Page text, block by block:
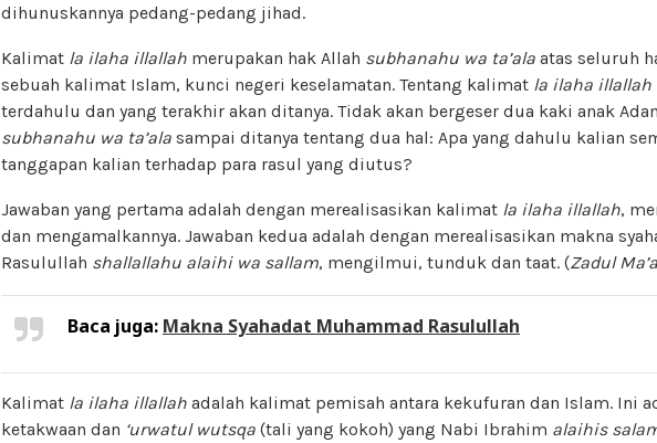
dihunuskannya pedang-pedang jihad.
Kalimat la ilaha illallah merupakan hak Allah subhanahu wa ta’ala atas seluruh
sebuah kalimat Islam, kunci negeri keselamatan. Tentang kalimat la ilaha illallah
terdahulu dan yang terakhir akan ditanya. Tidak akan bergeser dua kaki anak
subhanahu wa ta’ala sampai ditanya tentang dua hal: Apa yang dahulu kalian
tanggapan kalian terhadap para rasul yang diutus?
Jawaban yang pertama adalah dengan merealisasikan kalimat la ilaha illallah,
dan mengamalkannya. Jawaban kedua adalah dengan merealisasikan makna
Rasulullah shallallahu alaihi wa sallam, mengilmui, tunduk dan taat. (Zadul
Baca juga: Makna Syahadat Muhammad Rasulullah
Kalimat la ilaha illallah adalah kalimat pemisah antara kekufuran dan Islam. Ini
ketakwaan dan ‘urwatul wutsqa (tali yang kokoh) yang Nabi Ibrahim alaihis